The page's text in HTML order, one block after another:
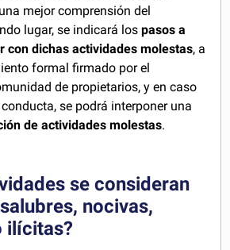
mejor comprensión del
lugar, se indicará lospasos a
con dichas actividades molestas, a
formal firmado por el
de propietarios, y en caso
se podrá interponer una
de actividades molestas.
se consideran
nocivas,
ilícitas?